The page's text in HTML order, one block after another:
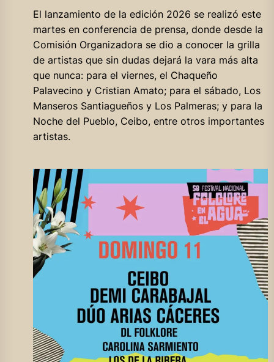
El lanzamiento de la edición 2026 se realizó este
martes en conferencia de prensa, donde desde la
Comisión Organizadora se dio a conocer la grilla
de artistas que sin dudas dejará la vara más alta
que nunca: para el viernes, el Chaqueño
Palavecino y Cristian Amato; para el sábado, Los
Manseros Santiagueños y Los Palmeras; y para la
Noche del Pueblo, Ceibo, entre otros importantes
artistas.